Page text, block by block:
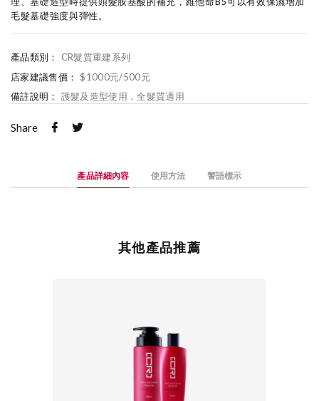
毛髮基礎強度與彈性。
產品類別：
CR髮質重建系列
店家建議售價： $1000元/500元
備註說明：
護髮及造型使用，全髮質適用
Share
產品詳細內容 使用方法 警語標示
其他產品推薦